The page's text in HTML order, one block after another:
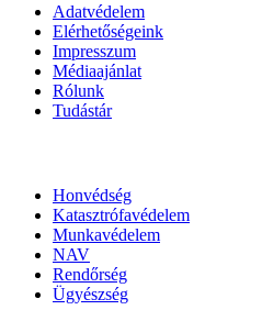
Adatvédelem
Elérhetőségeink
Impresszum
Médiaajánlat
Rólunk
Tudástár
Honvédség
Katasztrófavédelem
Munkavédelem
NAV
Rendőrség
Ügyészség